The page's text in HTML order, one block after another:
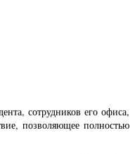
сотрудников его офиса,
позволяющее полностью